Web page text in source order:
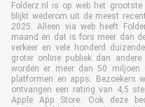
Folderz.nl is op web het
blijkt wederom uit de meest
2025. Alleen via web heeft
maand en dat is fors meer dan
verkeer en vele honderd
groter online publiek dan
worden er meer dan 50 miljoen
platformen en apps. Bezoekers
ontvangen een rating van 4,5
Apple App Store. Ook deze